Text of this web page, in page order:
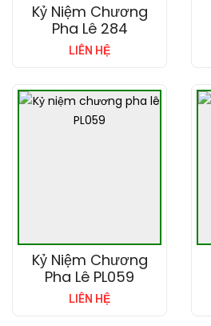
Kỷ Niệm Chương
Pha Lê 284
LIÊN HỆ
Kỷ Niệm Chương
Pha Lê PL059
LIÊN HỆ